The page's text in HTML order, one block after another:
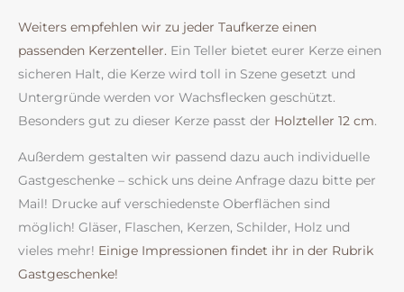
Weiters empfehlen wir zu jeder Taufkerze einen
passenden Kerzenteller. Ein Teller bietet eurer Kerze einen
sicheren Halt, die Kerze wird toll in Szene gesetzt und
Untergründe werden vor Wachsflecken geschützt.
Besonders gut zu dieser Kerze passt der Holzteller 12 cm.
Außerdem gestalten wir passend dazu auch individuelle
Gastgeschenke – schick uns deine Anfrage dazu bitte per
Mail! Drucke auf verschiedenste Oberflächen sind
möglich! Gläser, Flaschen, Kerzen, Schilder, Holz und
vieles mehr! Einige Impressionen findet ihr in der Rubrik
Gastgeschenke!